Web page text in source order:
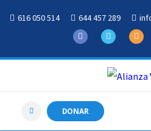
616 050 514 644 457 289
DONAR